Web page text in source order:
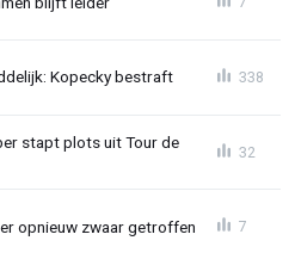
Kopecky bestraft 338
stapt plots uit Tour de
32
opnieuw zwaar getroffen 7